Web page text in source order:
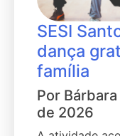
SESI
dança
família
Por
de 2026